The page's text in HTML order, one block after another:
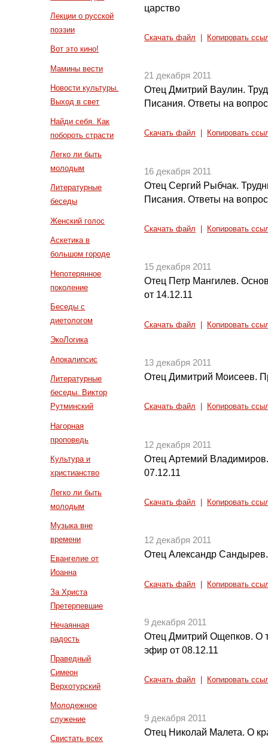
Лекции о русской
поэзии
Вот это кино!
Мамины вести
Новости культуры.
Выход в свет
Найди себя. Как
побороть страсти
Легко ли быть
молодым
Литературные
беседы
Женский голос
Аскетика в
большом городе
Непотерянное
поколение
Беседы с
диетологом
ЭкоЛогика
Апокалипсис
Литературные
беседы. Виктор
Рутминский
Нагорная
проповедь
Культура и
христианство
Легко ли быть
молодым
Музыка вне
времени
Евангелие от
Иоанна
За Христа
Претерпевшие
Нечаянная
радость
Праведный
Симеон
Верхотурский
Молодежное
служение
Свистать всех
царство
Скачать файл Копировать
21 декабря 2011
Отец Дмитрий Ваулин.
Писания. Ответы на
Скачать файл Копировать
16 декабря 2011
Отец Cергий Рыбчак.
Писания. Ответы на
Скачать файл Копировать
15 декабря 2011
Отец Петр Мангилев.
от 14.12.11
Скачать файл Копировать
13 декабря 2011
Отец Димитрий Моисеев.
Скачать файл Копировать
12 декабря 2011
Отец Артемий
07.12.11
Скачать файл Копировать
12 декабря 2011
Отец Александр
Скачать файл Копировать
9 декабря 2011
Отец Дмитрий Ощепков. О
эфир от 08.12.11
Скачать файл Копировать
9 декабря 2011
Отец Николай Малета. О